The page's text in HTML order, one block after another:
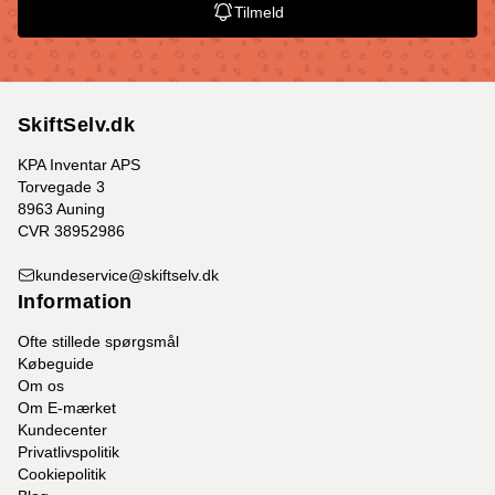
Tilmeld
SkiftSelv.dk
KPA Inventar APS
Torvegade 3
8963 Auning
CVR 38952986
kundeservice@skiftselv.dk
Information
Ofte stillede spørgsmål
Købeguide
Om os
Om E-mærket
Kundecenter
Privatlivspolitik
Cookiepolitik